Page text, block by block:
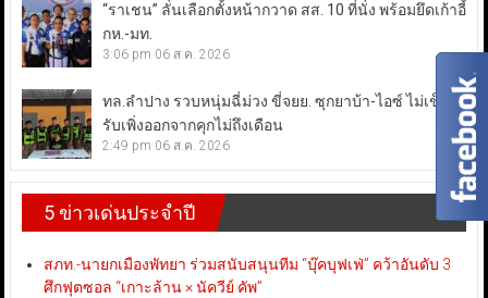
“ราเชน” ลั่นเลือกตั้งหน้ากวาด สส. 10 ที่นั่ง พร้อมยึดเก้าอี้
กห.-มท.
3:06 pm 06 ส.ค. 2026
ทล.ลำปาง รวบหนุ่มฉี่ม่วง ขี่จยย. ซุกยาบ้า-ไอซ์ ไม่เข็ด!
รับเพิ่งออกจากคุกไม่ถึงเดือน
2:49 pm 06 ส.ค. 2026
5 ข่าวเด่นประจำปี
สภท.-นายกเมืองพัทยา ร่วมสนับสนุนทีม “บุ๊คบุฟเฟ่” คว้าอันดับ 3
ศึกฟุตซอล “เกาะล้าน × นัควีย์ คัพ”